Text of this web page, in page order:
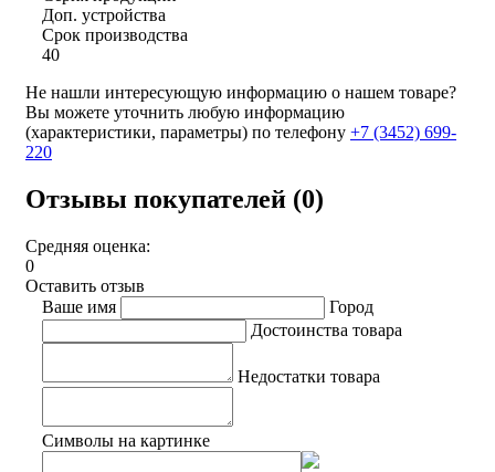
Доп. устройства
Срок производства
40
Не нашли интересующую информацию о нашем товаре?
Вы можете уточнить любую информацию
(характеристики, параметры) по телефону +7 (3452) 699-
220
Отзывы покупателей (0)
Средняя оценка:
0
Оставить отзыв
Ваше имя
Город
Достоинства товара
Недостатки товара
Символы на картинке